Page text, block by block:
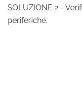
SOLUZIONE 2 -
periferiche.